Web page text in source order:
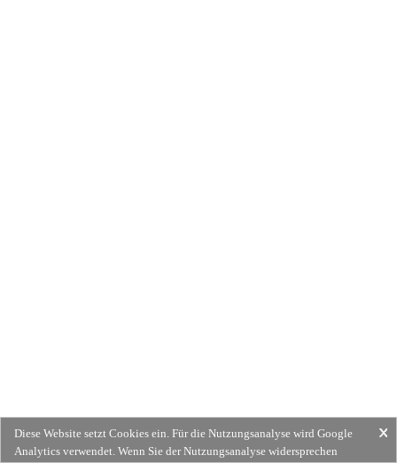
Diese Website setzt Cookies ein. Für die Nutzungsanalyse wird Google
Analytics verwendet. Wenn Sie der Nutzungsanalyse widersprechen